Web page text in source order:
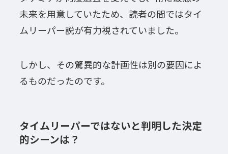
未来を用意していたため、読者の間ではタイ
ムリーパー説が有力視されていました。
しかし、その驚異的な計画性は別の要因によ
るものだったのです。
タイムリーパーではないと判明した決定
的シーンは？